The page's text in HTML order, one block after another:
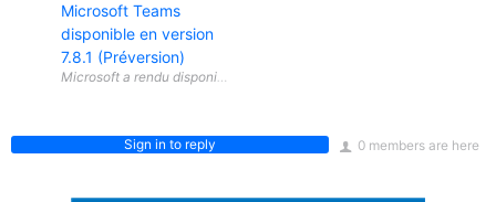
Microsoft Teams
disponible en version
7.8.1 (Préversion)
0 members are here
Sign in to reply